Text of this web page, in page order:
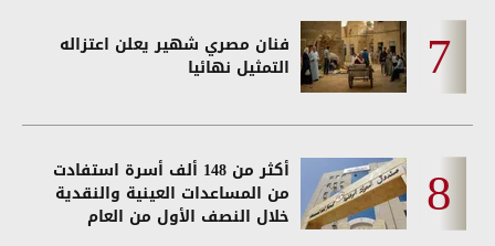
فنان مصري شهير يعلن اعتزاله
التمثيل نهائيا
أكثر من 148 ألف أسرة استفادت
من المساعدات العينية والنقدية
خلال النصف الأول من العام